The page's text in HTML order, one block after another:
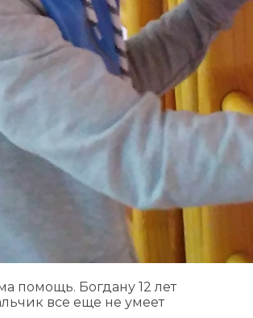
помощь. Богдану 12 лет
все еще не умеет